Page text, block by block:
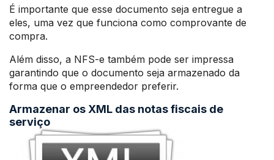
É importante que esse documento seja entregue a
eles, uma vez que funciona como comprovante de
compra.
Além disso, a NFS-e também pode ser impressa
garantindo que o documento seja armazenado da
forma que o empreendedor preferir.
Armazenar os XML das notas fiscais de
serviço